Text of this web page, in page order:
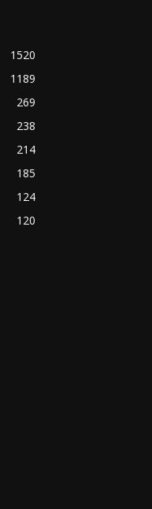
1520
1189
269
238
214
185
124
120